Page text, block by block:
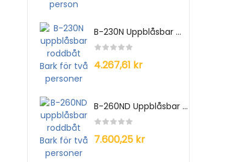
B-230N Uppblåsbar ...
4.267,61 kr
B-260ND Uppblåsbar ...
7.600,25 kr